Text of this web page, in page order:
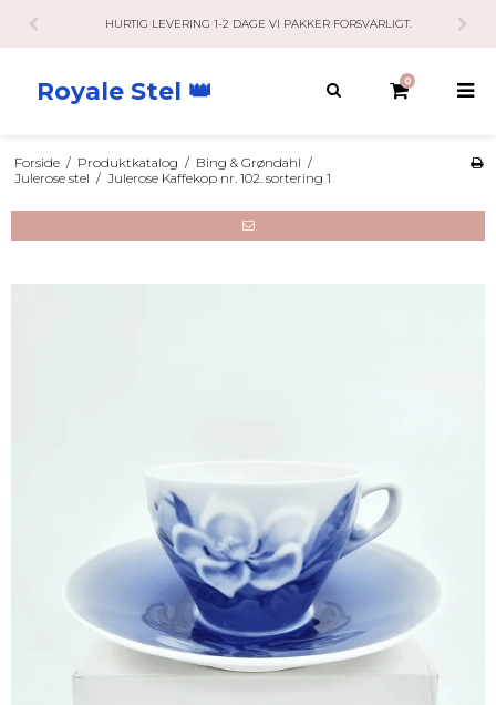
HURTIG LEVERING 1-2 DAGE VI PAKKER FORSVARLIGT.
Royale Stel 👑 0
Forside / Produktkatalog / Bing & Grøndahl /
Julerose stel / Julerose Kaffekop nr. 102. sortering 1